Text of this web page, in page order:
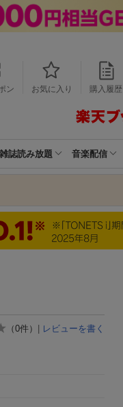
ン お気に入り 購入履歴
雑誌読み放題 音楽配信
（0件） | レビューを書く